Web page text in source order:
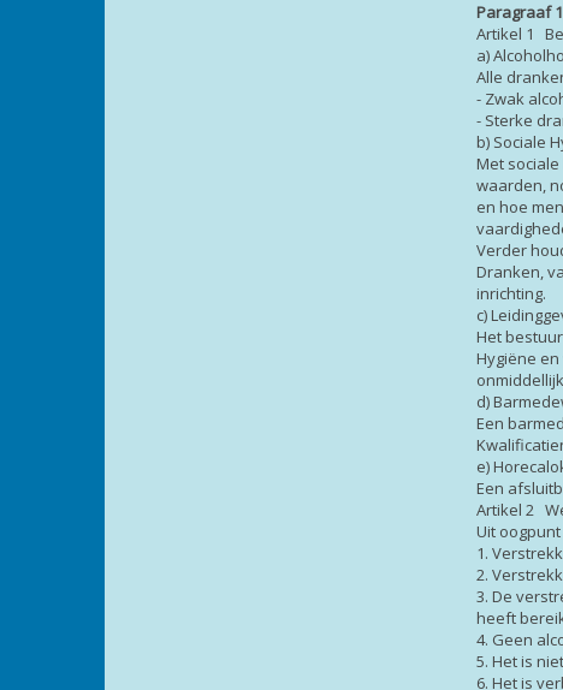
Paragraaf
Artikel 1
a)
Alle
- Zwak
- Sterke
b) Sociale
Met
waarden,
en hoe
Verder
Dranken,
inrichting.
c)
Het
Hygiëne
d)
Een
e)
Een
Artikel 2
Uit
1.
2.
3. De
heeft
4. Geen
5. Het is
6. Het is